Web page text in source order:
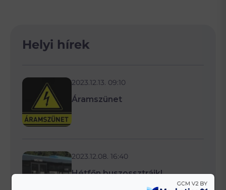
Helyi hírek
2023.12.13. 09:10
Áramszünet
2023.12.08. 16:40
Hétfőn buszossztrájk!